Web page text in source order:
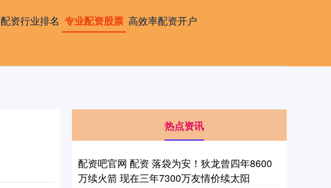
配资行业排名 专业配资股票 高效率配资开户
热点资讯
配资吧官网 配资 落袋为安！狄龙曾四年8600
万续火箭 现在三年7300万友情价续太阳